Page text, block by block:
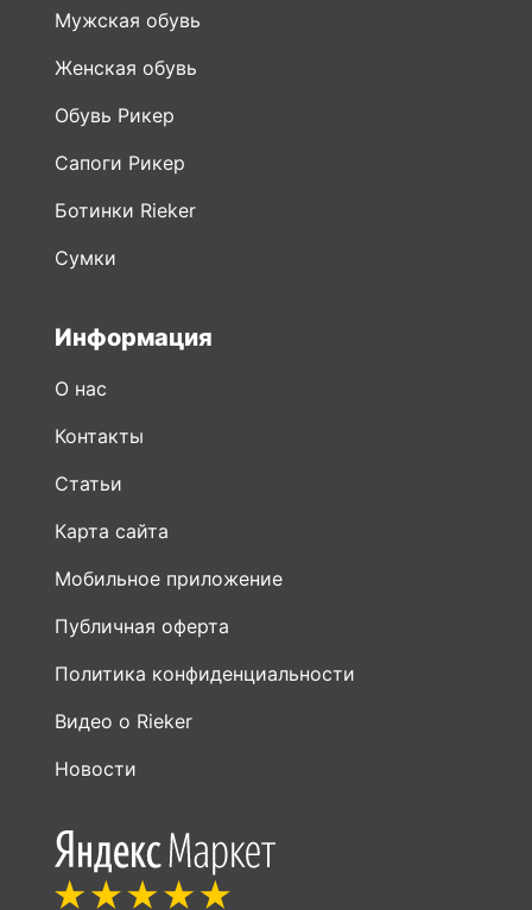
Мужская обувь
Женская обувь
Обувь Рикер
Сапоги Рикер
Ботинки Rieker
Сумки
Информация
О нас
Контакты
Статьи
Карта сайта
Мобильное приложение
Публичная оферта
Политика конфиденциальности
Видео о Rieker
Новости